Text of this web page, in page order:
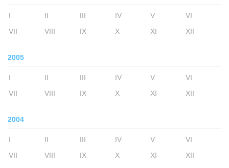
I II III IV V
VI
VII
VIII IX X XI XII
2005
I II III IV V
VI
VII
VIII IX X XI XII
2004
I II III IV V
VI
VII
VIII IX X XI XII